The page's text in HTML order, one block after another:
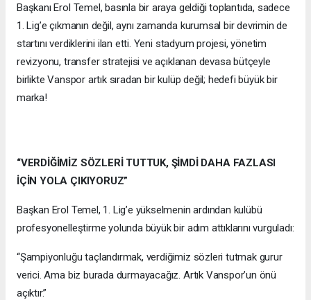
Başkanı Erol Temel, basınla bir araya geldiği toplantıda, sadece
1. Lig’e çıkmanın değil, aynı zamanda kurumsal bir devrimin de
startını verdiklerini ilan etti. Yeni stadyum projesi, yönetim
revizyonu, transfer stratejisi ve açıklanan devasa bütçeyle
birlikte Vanspor artık sıradan bir kulüp değil; hedefi büyük bir
marka!
“VERDİĞİMİZ SÖZLERİ TUTTUK, ŞİMDİ DAHA FAZLASI
İÇİN YOLA ÇIKIYORUZ”
Başkan Erol Temel, 1. Lig’e yükselmenin ardından kulübü
profesyonelleştirme yolunda büyük bir adım attıklarını vurguladı:
“Şampiyonluğu taçlandırmak, verdiğimiz sözleri tutmak gurur
verici. Ama biz burada durmayacağız. Artık Vanspor’un önü
açıktır.”